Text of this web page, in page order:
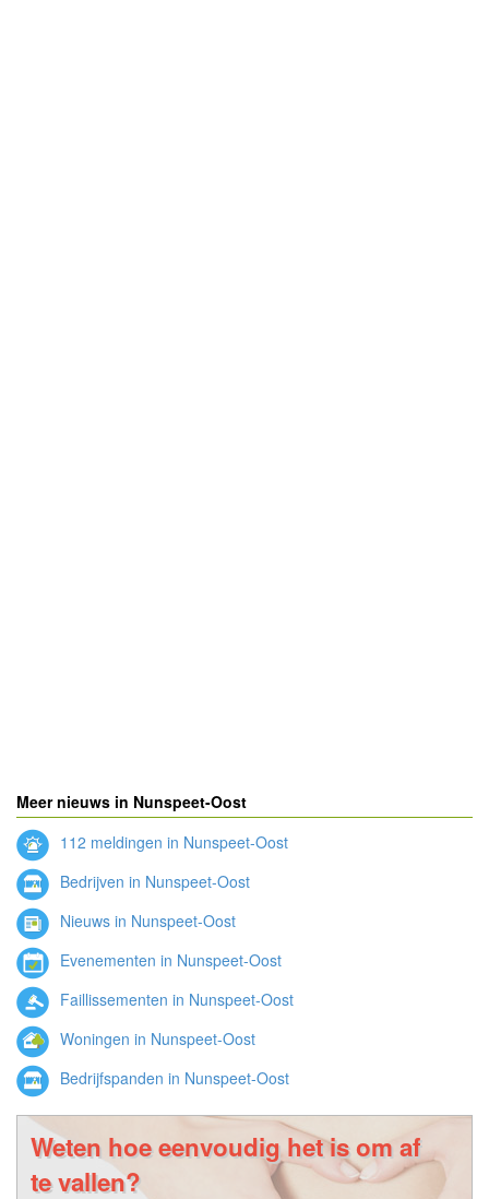
Meer nieuws in Nunspeet-Oost
112 meldingen in Nunspeet-Oost
Bedrijven in Nunspeet-Oost
Nieuws in Nunspeet-Oost
Evenementen in Nunspeet-Oost
Faillissementen in Nunspeet-Oost
Woningen in Nunspeet-Oost
Bedrijfspanden in Nunspeet-Oost
Weten hoe eenvoudig het is om af
te vallen?